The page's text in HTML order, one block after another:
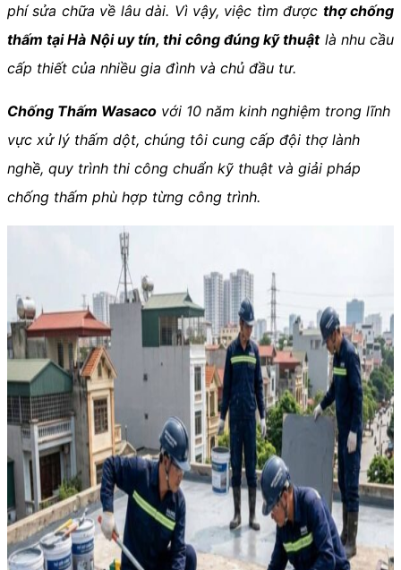
phí sửa chữa về lâu dài. Vì vậy, việc tìm được thợ chống
thấm tại Hà Nội uy tín, thi công đúng kỹ thuậtlà nhu cầu
cấp thiết của nhiều gia đình và chủ đầu tư.
Chống Thấm Wasaco với 10 năm kinh nghiệm trong lĩnh
vực xử lý thấm dột, chúng tôi cung cấp đội thợ lành
nghề, quy trình thi công chuẩn kỹ thuật và giải pháp
chống thấm phù hợp từng công trình.